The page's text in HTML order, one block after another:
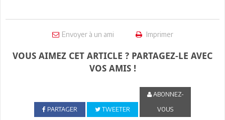
Envoyer à un ami Imprimer
VOUS AIMEZ CET ARTICLE ? PARTAGEZ-LE AVEC
VOS AMIS !
PARTAGER TWEETER
ABONNEZ-
VOUS